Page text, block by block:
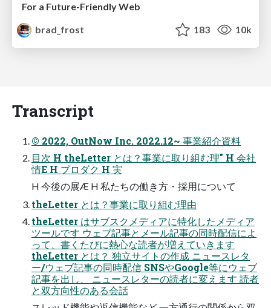
For a Future-Friendly Web
brad_frost
183 10k
Transcript
© 2022, OutNow Inc. 2022.12~ 事業紹介資料
目次 H theLetter とは？事業に取り組む理" H 会社
情E H プロダク H 実
H 今後の展Æ H 私たちの働き方・採用について
theLetter とは？事業に取り組む理由
theLetter はサブスクメディアに特化したメディア
ツールです ウェブ記事とメール記事の同時配信によ
って、書くたびに熱心な読者が増えていきます
theLetter とは？ 独立サイトの作成 ニュースレタ
ー/ウェブ記事の同時配信 SNSやGoogle等にウェブ
記事を出し、 ニュースレターの読者に変えます 読者
と双方向性のある会話